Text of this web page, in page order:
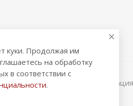
- интернет-магазин
куки. Продолжая им
на обработку
в соответствии с
.